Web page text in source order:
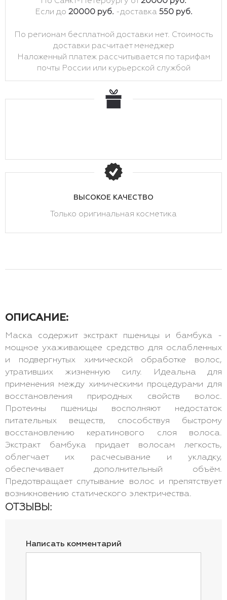
Если до 20000 руб. -доставка 550 руб.
По регионам бесплатной доставки нет. Стоимость
доставки расчитает менеджер
Наложенный платеж рассчитывается по тарифам
почты России или курьерской службой
ВЫСОКОЕ КАЧЕСТВО
Только оригинальная косметика
ОПИСАНИЕ:
Маска содержит экстракт пшеницы и бамбука -
мощное ухаживающее средство для ослабленных
и подвергнутых химической обработке волос,
утративших жизненную силу. Идеальна для
применения между химическими процедурами для
восстановления природных свойств волос.
Протеины пшеницы восполняют недостаток
питательных веществ, способствуя быстрому
восстановлению кератинового слоя волоса.
Экстракт бамбука придает волосам легкость,
облегчает их расчесывание и укладку,
обеспечивает дополнительный объём.
Предотвращает спутывание волос и препятствует
возникновению статического электричества.
ОТЗЫВЫ:
Написать комментарий